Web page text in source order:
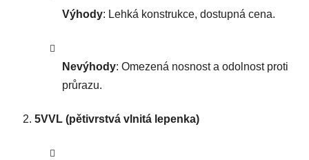
Výhody: Lehká konstrukce, dostupná cena.
Nevýhody: Omezená nosnost a odolnost proti
průrazu.
5VVL (pětivrstvá vlnitá lepenka)